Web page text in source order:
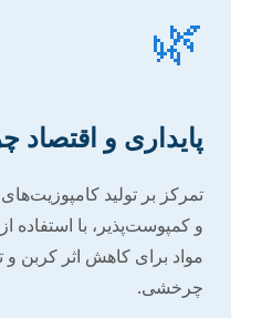
🌿
پایداری و
تمرکز بر تولید
و کمپوست‌پذیر، با استفاده
مواد برای کاهش اثر کربن
چرخشی.